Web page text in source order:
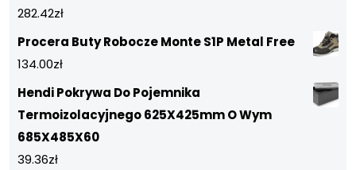
282.42zł
Procera Buty Robocze Monte S1P Metal Free
134.00zł
Hendi Pokrywa Do Pojemnika
Termoizolacyjnego 625X425mm O Wym
685X485X60
39.36zł